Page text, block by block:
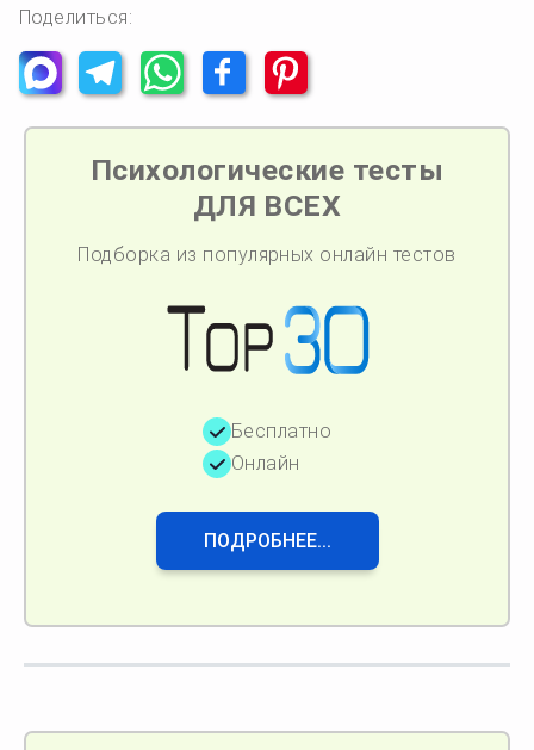
Поделиться:
Психологические тесты
ДЛЯ ВСЕХ
Подборка из популярных онлайн тестов
Бесплатно
Онлайн
ПОДРОБНЕЕ...